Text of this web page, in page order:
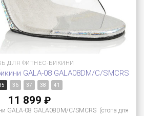
ДЛЯ ФИТНЕС-БИКИНИ
GALA-08 GALA08DM/C/SMCRS
36 37 38 41
11 899 ₽
GALA-08 GALA08DM/C/SMCRS (стопа для